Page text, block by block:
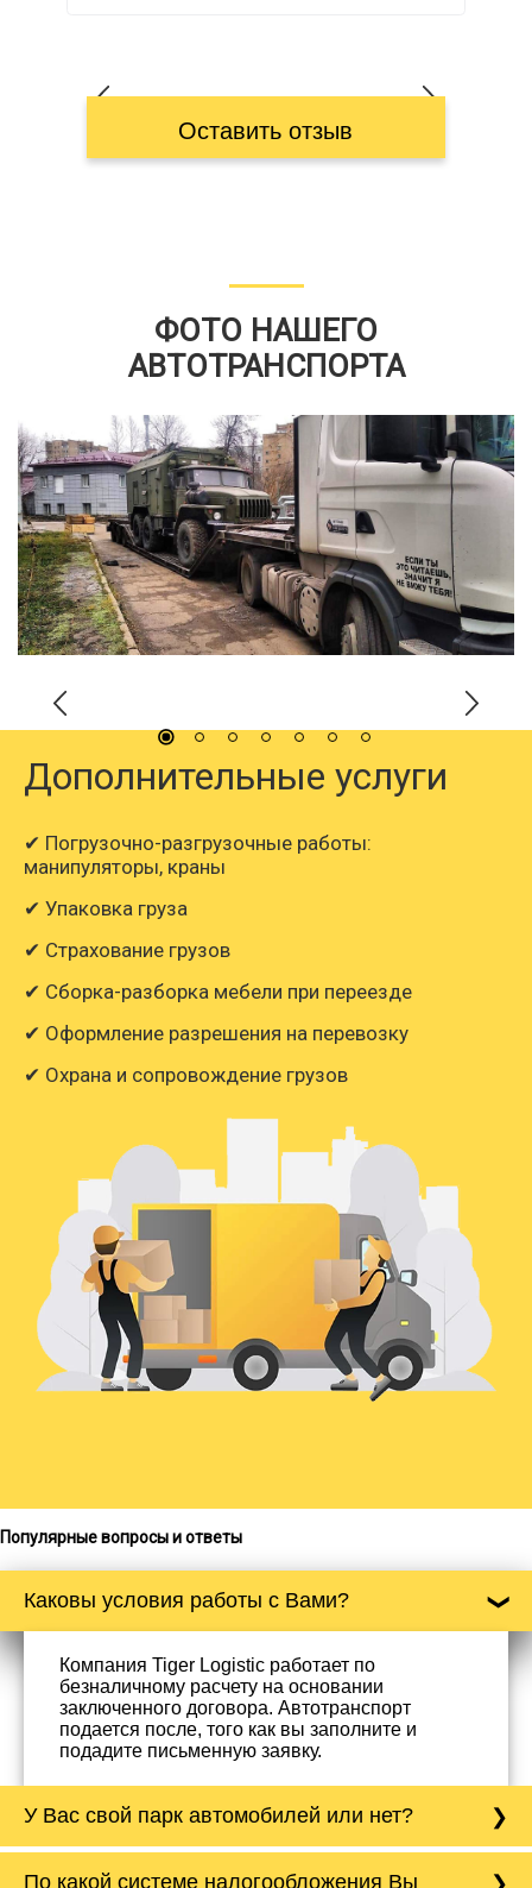
Оставить отзыв
ФОТО НАШЕГО
АВТОТРАНСПОРТА
Дополнительные услуги
✔ Погрузочно-разгрузочные работы:
манипуляторы, краны
✔ Упаковка груза
✔ Страхование грузов
✔ Сборка-разборка мебели при переезде
✔ Оформление разрешения на перевозку
✔ Охрана и сопровождение грузов
Популярные вопросы и ответы
Каковы условия работы с Вами?
Компания Tiger Logistic работает по
безналичному расчету на основании
заключенного договора. Автотранспорт
подается после, того как вы заполните и
подадите письменную заявку.
У Вас свой парк автомобилей или нет?
насчитывает более 50 автомобилей
По какой системе налогообложения Вы